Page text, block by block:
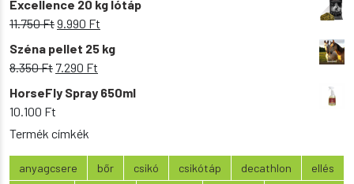
was:
9.200 Ft.
is:
8.090 Ft.
Excellence 20 kg lótáp
11.750FtOriginal
price
was:
11.750 Ft.
9.990 Ft
price
is:
Széna pellet 25 kg
8.350Ft Original
price
was:
7.290 Ft
price
HorseFly Spray 650ml
10.100 Ft
Termék címkék
anyagcsere bőr csikó csikótáp decathlon
ellés